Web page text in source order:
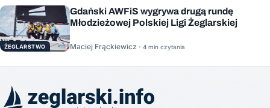
ŻEGLARSTWO
Gdański AWFiS wygrywa drugą rundę
Młodzieżowej Polskiej Ligi Żeglarskiej
Maciej Frąckiewicz · 4 min czytania